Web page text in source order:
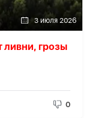
3 июля 2026
ливни, грозы
0